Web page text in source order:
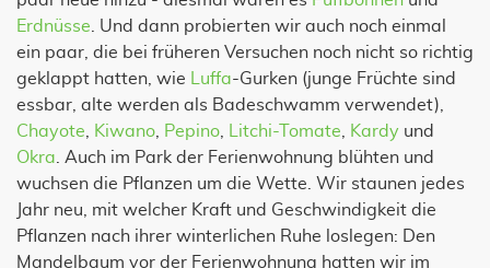
Erdnüsse . Und dann probierten wir auch noch einmal
ein paar, die bei früheren Versuchen noch nicht so richtig
geklappt hatten, wie
Luffa-Gurken (junge Früchte sind
essbar, alte werden als Badeschwamm verwendet),
Chayote
Kiwano Pepino Litchi-Tomate Kardy und
Okra . Auch im Park der Ferienwohnung blühten und
wuchsen die Pflanzen um die Wette. Wir staunen jedes
Jahr neu, mit welcher Kraft und Geschwindigkeit die
Pflanzen nach ihrer winterlichen Ruhe loslegen: Den
Mandelbaum vor der Ferienwohnung hatten wir im